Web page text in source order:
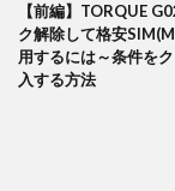
【前編】TORQUE
ク解除して格安
用するには～条件を
入する方法